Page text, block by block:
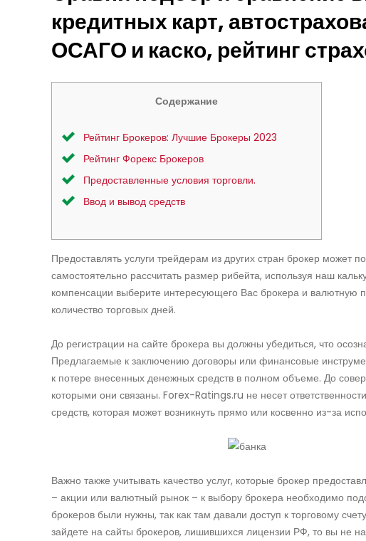
кредитных карт,
ОСАГО и каско, рейтинг
Содержание
Рейтинг Брокеров: Лучшие Брокеры 2023
Рейтинг Форекс Брокеров
Предоставленные условия торговли.
Ввод и вывод средств
Предоставлять услуги трейдерам из других стран брокер
самостоятельно рассчитать размер рибейта, используя наш
компенсации выберите интересующего Вас брокера и валютную
количество торговых дней.
До регистрации на сайте брокера вы должны убедиться, что
Предлагаемые к заключению договоры или финансовые
к потере внесенных денежных средств в полном объеме. До
которыми они связаны. Forex-Ratings.ru не несет
средств, которая может возникнуть прямо или косвенно из-за
Важно также учитывать качество услуг, которые брокер
– акции или валютный рынок – к выбору брокера необходимо
брокеров были нужны, так как там давали доступ к торговому
зайдете на сайты брокеров, лишившихся лицензии РФ, то вы не